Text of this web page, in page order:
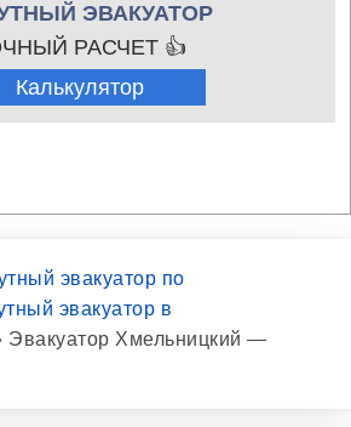
ЭВАКУАТОР
РАСЧЕТ 👍
Калькулятор
эвакуатор по
эвакуатор в
Эвакуатор Хмельницкий —